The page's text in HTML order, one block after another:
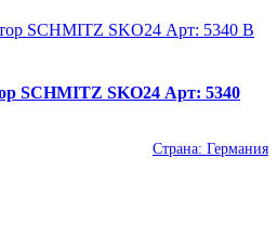
В
SCHMITZ SKO24 Арт: 5340
Страна: Германия